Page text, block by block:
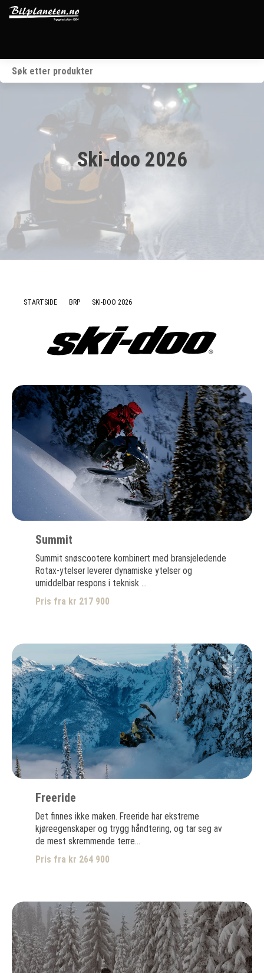
Kjøretøy
Kontakt
Ski-doo 2026
STARTSIDE BRP SKI-DOO 2026
Summit
Summit snøscootere kombinert med bransjeledende
Rotax-ytelser leverer dynamiske ytelser og
umiddelbar respons i teknisk ...
Pris fra kr 217 900
Freeride
Det finnes ikke maken. Freeride har ekstreme
kjøreegenskaper og trygg håndtering, og tar seg av
de mest skremmende terre...
Pris fra kr 264 900